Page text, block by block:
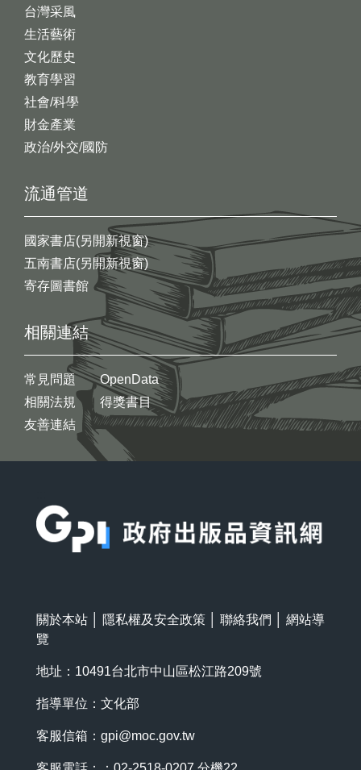
台灣采風
生活藝術
文化歷史
教育學習
社會/科學
財金產業
政治/外交/國防
流通管道
國家書店(另開新視窗)
五南書店(另開新視窗)
寄存圖書館
相關連結
常見問題
相關法規
友善連結
OpenData
得獎書目
關於本站 隱私權及安全政策 聯絡我們
網站導
覽
地址：10491台北市中山區松江路209號
指導單位：文化部
客服信箱： gpi@moc.gov.tw